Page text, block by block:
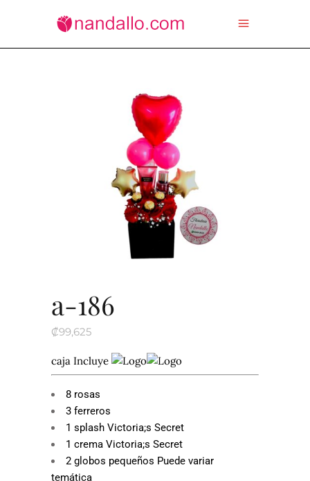
a-186
₡99,625
caja Incluye
8 rosas
3 ferreros
1 splash Victoria;s Secret
1 crema Victoria;s Secret
2 globos pequeños Puede variar
temática